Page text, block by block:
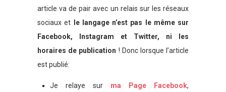
article va de pair avec un relais sur les réseaux
sociaux et
le langage n’est pas le même sur
Facebook, Instagram et Twitter, ni les
horaires de publication ! Donc lorsque l’article
est publié:
Je relaye sur ma Page Facebook,